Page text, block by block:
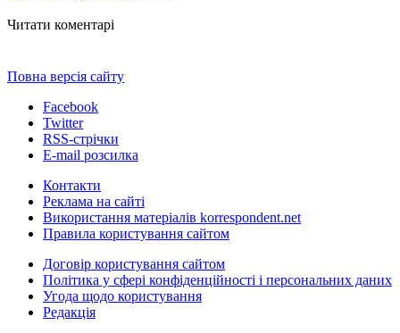
Читати коментарі
Повна версія сайту
Facebook
Twitter
RSS-стрічки
E-mail розсилка
Контакти
Реклама на сайті
Використання матеріалів korrespondent.net
Правила користування сайтом
Договір користування сайтом
Політика у сфері конфіденційності і персональних даних
Угода щодо користування
Редакція